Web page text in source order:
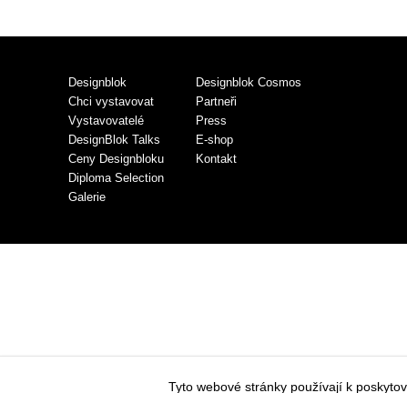
Designblok
Chci vystavovat
Vystavovatelé
DesignBlok Talks
Ceny Designbloku
Diploma Selection
Galerie
Designblok Cosmos
Partneři
Press
E-shop
Kontakt
Tyto webové stránky používají k